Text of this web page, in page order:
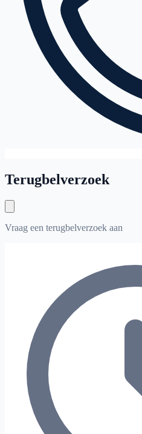
Terugbelverzoek
Vraag een terugbelverzoek aan